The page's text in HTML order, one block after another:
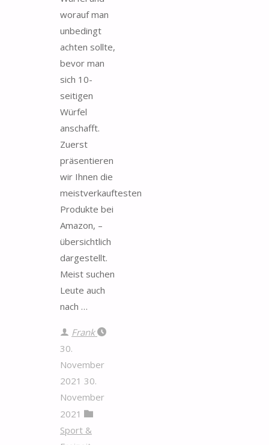
worauf man
unbedingt
achten sollte,
bevor man
sich 10-
seitigen
Würfel
anschafft.
Zuerst
präsentieren
wir Ihnen die
meistverkauftesten
Produkte bei
Amazon, –
übersichtlich
dargestellt.
Meist suchen
Leute auch
nach …
Frank
30.
November
2021 30.
November
2021
Sport &